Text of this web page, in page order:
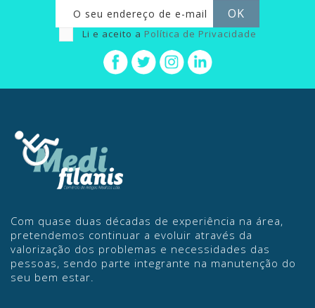
Li e aceito a Política de Privacidade
Com quase duas décadas de experiência na área,
pretendemos continuar a evoluir através da
valorização dos problemas e necessidades das
pessoas, sendo parte integrante na manutenção do
seu bem estar.